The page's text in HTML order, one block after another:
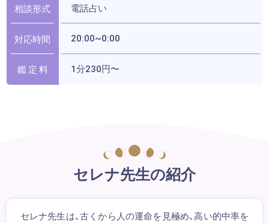
相談形式 電話占い
対応時間 20:00~0:00
鑑 定 料 1分230円〜
セレナ先生の紹介
セレナ先生は、古くから人の運命を見極め、高い的中率を